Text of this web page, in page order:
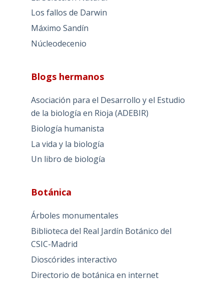
Los fallos de Darwin
Máximo Sandín
Núcleodecenio
Blogs hermanos
Asociación para el Desarrollo y el Estudio
de la biología en Rioja (ADEBIR)
Biología humanista
La vida y la biología
Un libro de biología
Botánica
Árboles monumentales
Biblioteca del Real Jardín Botánico del
CSIC-Madrid
Dioscórides interactivo
Directorio de botánica en internet